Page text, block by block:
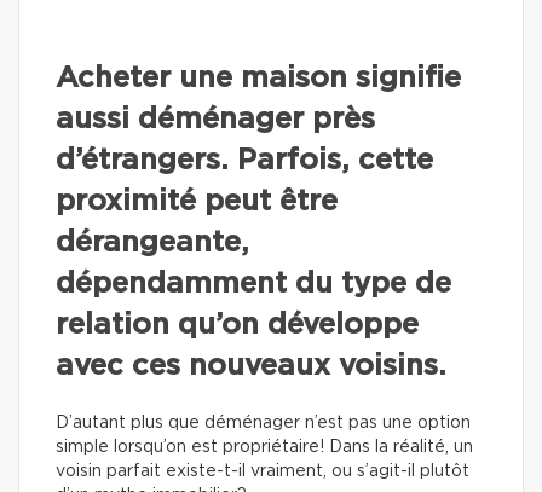
Acheter une maison signifie
aussi déménager près
d’étrangers. Parfois, cette
proximité peut être
dérangeante,
dépendamment du type de
relation qu’on développe
avec ces nouveaux voisins.
D’autant plus que déménager n’est pas une option
simple lorsqu’on est propriétaire! Dans la réalité, un
voisin parfait existe-t-il vraiment, ou s’agit-il plutôt